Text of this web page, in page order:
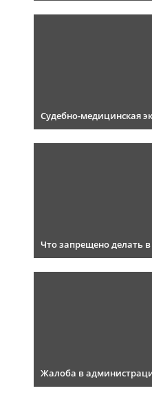
Судебно-медицинская
Что запрещено делать
Жалоба в